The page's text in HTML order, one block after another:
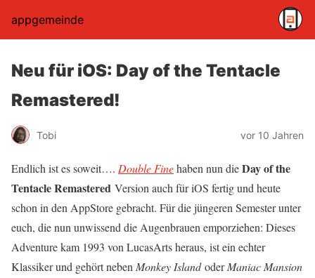
appgemeinde
Neu für iOS: Day of the Tentacle
Remastered!
Tobi vor 10 Jahren
Endlich ist es soweit…. Double Finehaben nun dieDay of the
Tentacle Remastered Version auch für iOS fertig und heute
schon in den AppStore gebracht. Für die jüngeren Semester unter
euch, die nun unwissend die Augenbrauen emporziehen: Dieses
Adventure kam 1993 von LucasArts heraus, ist ein echter
Klassiker und gehört neben Monkey IslandoderManiac Mansion